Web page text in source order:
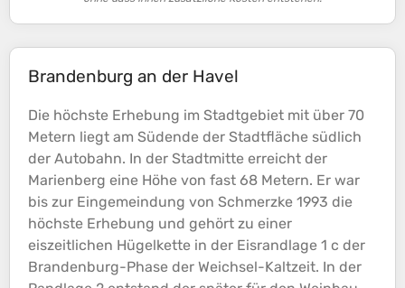
Brandenburg an der Havel
Die höchste Erhebung im Stadtgebiet mit über 70
Metern liegt am Südende der Stadtfläche südlich
der Autobahn. In der Stadtmitte erreicht der
Marienberg eine Höhe von fast 68 Metern. Er war
bis zur Eingemeindung von Schmerzke 1993 die
höchste Erhebung und gehört zu einer
eiszeitlichen Hügelkette in der Eisrandlage 1 c der
Brandenburg-Phase der Weichsel-Kaltzeit. In der